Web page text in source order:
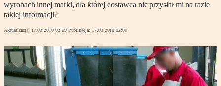
wyrobach innej marki, dla której dostawca nie przysłał mi na razie
takiej informacji?
Aktualizacja: 17.03.2010 03:09 Publikacja: 17.03.2010 02:00